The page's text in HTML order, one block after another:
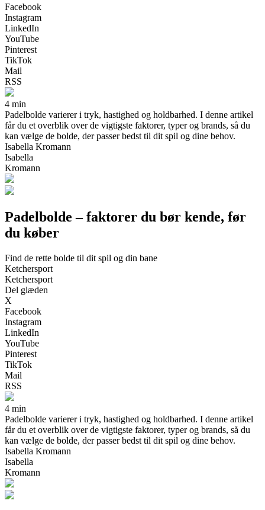
Facebook
Instagram
LinkedIn
YouTube
Pinterest
TikTok
Mail
RSS
4 min
Padelbolde varierer i tryk, hastighed og holdbarhed. I denne artikel
får du et overblik over de vigtigste faktorer, typer og brands, så du
kan vælge de bolde, der passer bedst til dit spil og dine behov.
Isabella Kromann
Isabella
Kromann
Padelbolde – faktorer du bør kende, før
du køber
Find de rette bolde til dit spil og din bane
Ketchersport
Ketchersport
Del glæden
X
Facebook
Instagram
LinkedIn
YouTube
Pinterest
TikTok
Mail
RSS
4 min
Padelbolde varierer i tryk, hastighed og holdbarhed. I denne artikel
får du et overblik over de vigtigste faktorer, typer og brands, så du
kan vælge de bolde, der passer bedst til dit spil og dine behov.
Isabella Kromann
Isabella
Kromann